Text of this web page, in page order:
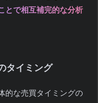
とで相互補完的な分析
タイミング
的な売買タイミングの